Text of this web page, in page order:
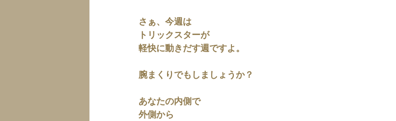
さぁ、今週は
トリックスターが
軽快に動きだす週ですよ。
腕まくりでもしましょうか？
あなたの内側で
外側から